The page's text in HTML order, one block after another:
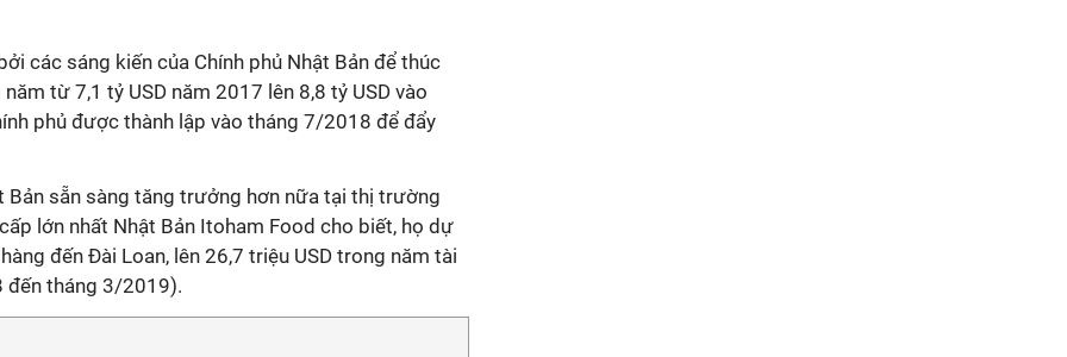
các sáng kiến ​​của Chính phủ Nhật Bản để thúc
từ 7,1 tỷ USD năm 2017 lên 8,8 tỷ USD vào
phủ được thành lập vào tháng 7/2018 để đẩy
Bản sẵn sàng tăng trưởng hơn nữa tại thị trường
lớn nhất Nhật Bản Itoham Food cho biết, họ dự
đến Đài Loan, lên 26,7 triệu USD trong năm tài
tháng 3/2019).